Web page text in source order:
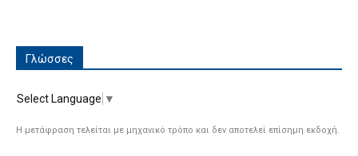
Γλώσσες
Select Language ▼
Η μετάφραση τελείται με μηχανικό τρόπο και δεν αποτελεί επίσημη εκδοχή.